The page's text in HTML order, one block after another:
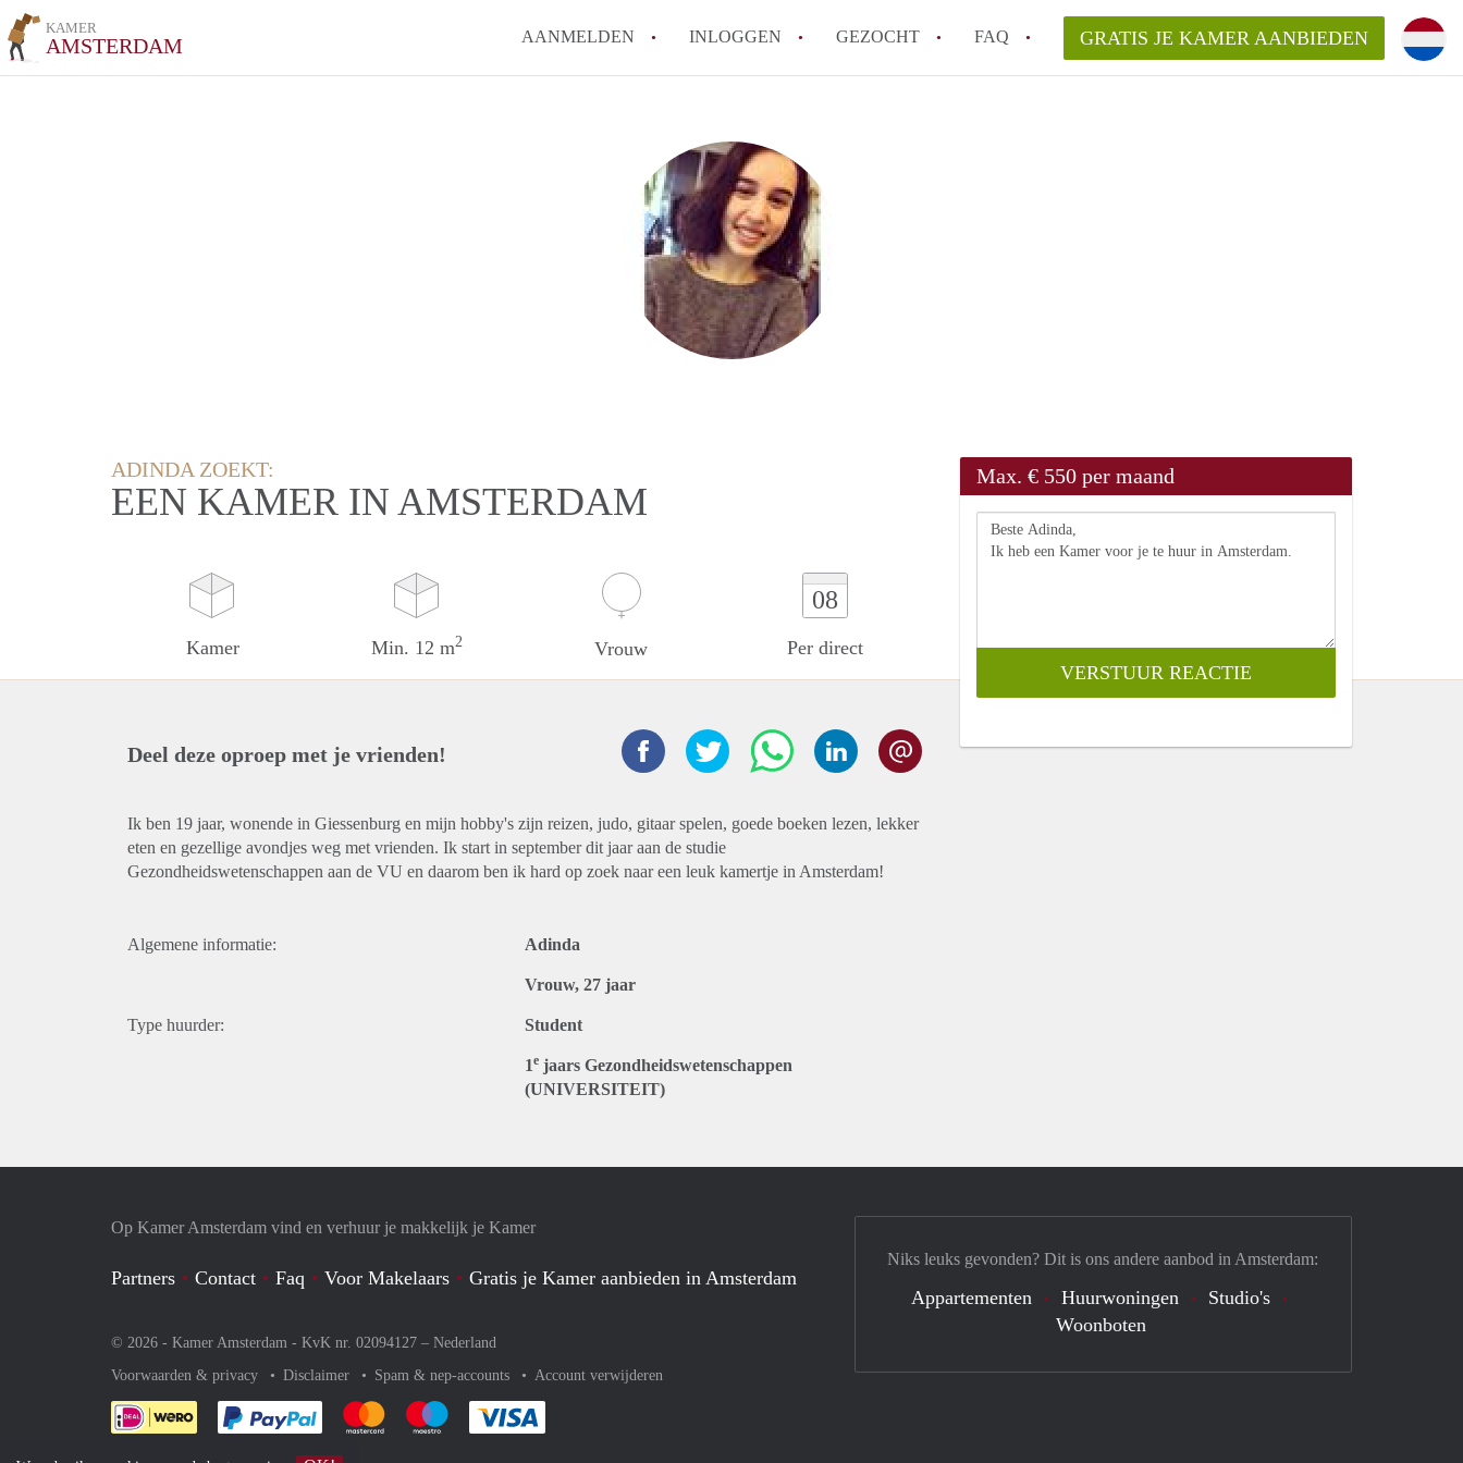
KAMER
AMSTERDAM AANMELDEN INLOGGEN GEZOCHT FAQ
Wat zijn de opzegtermijnen bij een kamer in Amsterdam?
Wat zijn de populairste zoektermen voor een kamer in Amsterdam en wat
betekent dit voor jou als zoeker?
Wat is een studentenkamer in Amsterdam?
Waarom geen bemiddelingskosten voor de huurder?
Alle veelgestelde vragen
GRATIS JE KAMER AANBIEDEN
ADINDA ZOEKT:
EEN KAMER IN AMSTERDAM
Kamer Min. 12 m2 Vrouw
08
Per direct
Max. € 550 per maand
Deel deze oproep met je vrienden!
Ik ben 19 jaar, wonende in Giessenburg en mijn hobby's zijn reizen, judo, gitaar spelen, goede boeken lezen, lekker
eten en gezellige avondjes weg met vrienden. Ik start in september dit jaar aan de studie
Gezondheidswetenschappen aan de VU en daarom ben ik hard op zoek naar een leuk kamertje in Amsterdam!
Algemene informatie: Adinda
Vrouw, 27 jaar
Type huurder: Student
1e jaars Gezondheidswetenschappen
(UNIVERSITEIT)
Op Kamer Amsterdam vind en verhuur je makkelijk je Kamer
Partners Contact Faq Voor Makelaars Gratis je Kamer aanbieden in Amsterdam
© 2026 - Kamer Amsterdam - KvK nr. 02094127 – Nederland
Voorwaarden & privacy
Disclaimer Spam & nep-accounts Account verwijderen
Je rekent gemakkelijk af met Paypal
Je rekent gemakkelijk af met Mastercard
Je rekent gemakkelijk af met Meastro
Niks leuks gevonden? Dit is ons andere aanbod in Amsterdam:
Appartementen Huurwoningen
Studio's
Woonboten